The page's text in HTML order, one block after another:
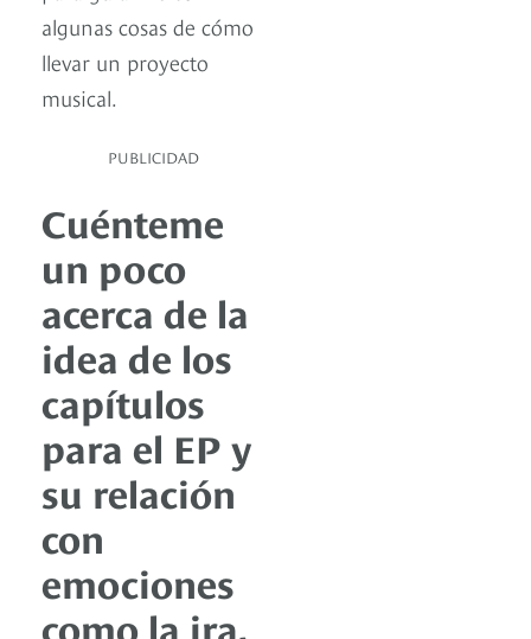
algunas cosas de cómo
llevar un proyecto
musical.
PUBLICIDAD
Cuénteme
un poco
acerca de la
idea de los
capítulos
para el EP y
su relación
con
emociones
como la ira,